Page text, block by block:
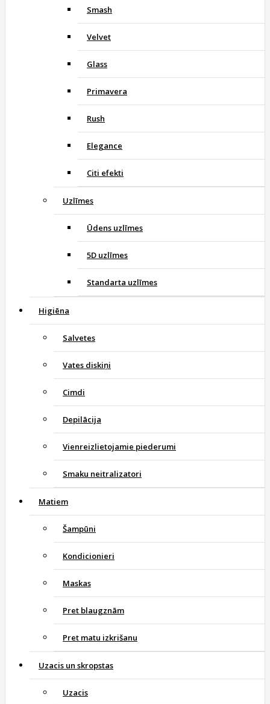
Smash
Velvet
Glass
Primavera
Rush
Elegance
Citi efekti
Uzlīmes
Ūdens uzlīmes
5D uzlīmes
Standarta uzlīmes
Higiēna
Salvetes
Vates diskiņi
Cimdi
Depilācija
Vienreizlietojamie piederumi
Smaku neitralizatori
Matiem
Šampūni
Kondicionieri
Maskas
Pret blaugznām
Pret matu izkrišanu
Uzacis un skropstas
Uzacis